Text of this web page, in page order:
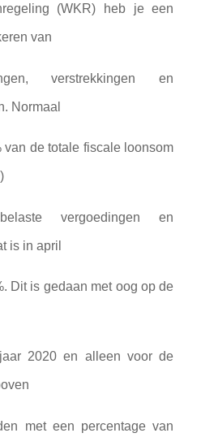
(WKR) heb je een
van
verstrekkingen en
Normaal
van de totale fiscale loonsom
vergoedingen en
is in april
Dit is gedaan met oog op de
2020 en alleen voor de
met een percentage van